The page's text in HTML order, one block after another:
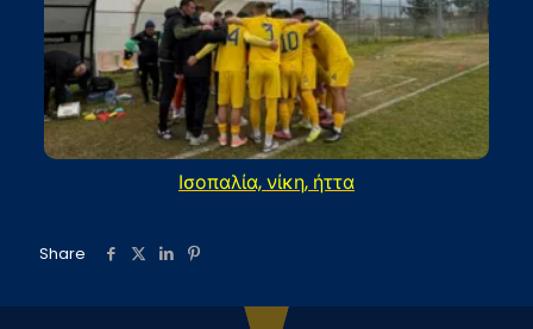
Ισοπαλία, νίκη, ήττα
Share